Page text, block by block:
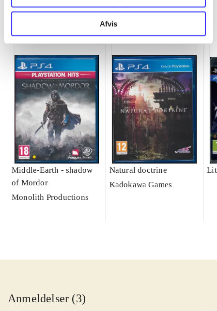
Afvis
Minder om
Middle-Earth - shadow
of Mordor
Monolith Productions
Natural doctrine
Kadokawa Games
Anmeldelser (3)